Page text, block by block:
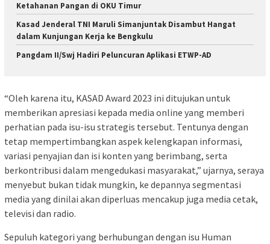
Ketahanan Pangan di OKU Timur
Kasad Jenderal TNI Maruli Simanjuntak Disambut Hangat
dalam Kunjungan Kerja ke Bengkulu
Pangdam II/Swj Hadiri Peluncuran Aplikasi ETWP-AD
“Oleh karena itu, KASAD Award 2023 ini ditujukan untuk
memberikan apresiasi kepada media online yang memberi
perhatian pada isu-isu strategis tersebut. Tentunya dengan
tetap mempertimbangkan aspek kelengkapan informasi,
variasi penyajian dan isi konten yang berimbang, serta
berkontribusi dalam mengedukasi masyarakat,” ujarnya, seraya
menyebut bukan tidak mungkin, ke depannya segmentasi
media yang dinilai akan diperluas mencakup juga media cetak,
televisi dan radio.
Sepuluh kategori yang berhubungan dengan isu Human